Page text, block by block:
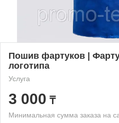
Пошив фартуков |
логотипа
Услуга
3 000 ₸
Минимальная сумма заказа на